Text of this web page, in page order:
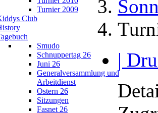
Turnier 2009
Club
Smudo
Schnuppertag 26
Juni 26
Generalversammlung und
Arbeitdienst
Ostern 26
Sitzungen
Fasnet 26
|